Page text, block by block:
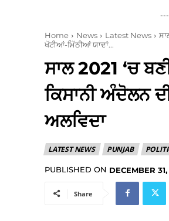
Home News Latest News
ਖੱਟੀਆਂ-ਮਿੱਠੀਆਂ ਯਾਦਾਂ...
ਸਾਲ 2021 ‘ਚ
ਕਿਸਾਨੀ ਅੰਦੋਲਨ
ਅਲਵਿਦਾ
LATEST NEWS PUNJAB
PUBLISHED ON DECEMBER 31,
Share